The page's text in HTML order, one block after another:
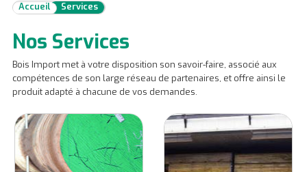
Accueil Services
Nos Services
Bois Import met à votre disposition son savoir-faire, associé aux
compétences de son large réseau de partenaires, et offre ainsi le
produit adapté à chacune de vos demandes.